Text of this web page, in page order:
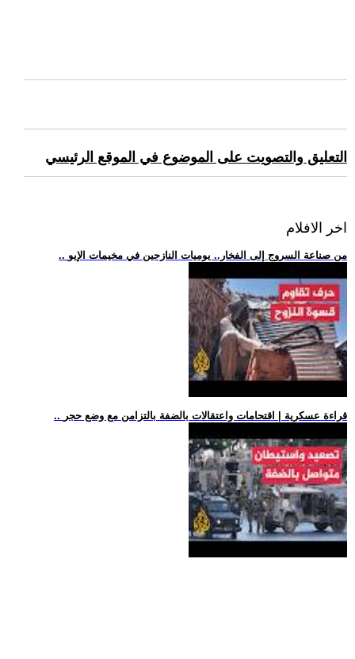
التعليق والتصويت على الموضوع في الموقع الرئيسي
اخر الافلام
.. من صناعة السروج إلى الفخار.. يوميات النازحين في مخيمات الإيو
.. قراءة عسكرية | اقتحامات واعتقالات بالضفة بالتزامن مع وضع حجر